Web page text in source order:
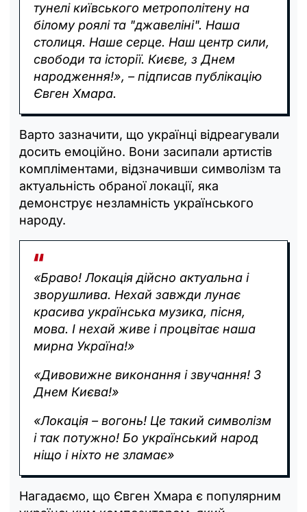
тунелі київського метрополітену на
білому роялі та "джавеліні". Наша
столиця. Наше серце. Наш центр сили,
свободи та історії. Києве, з Днем
народження!», – підписав публікацію
Євген Хмара.
Варто зазначити, що українці відреагували
досить емоційно. Вони засипали артистів
компліментами, відзначивши символізм та
актуальність обраної локації, яка
демонструє незламність українського
народу.
«Браво! Локація дійсно актуальна і
зворушлива. Нехай завжди лунає
красива українська музика, пісня,
мова. І нехай живе і процвітає наша
мирна Україна!»
«Дивовижне виконання і звучання! З
Днем Києва!»
«Локація – вогонь! Це такий символізм
і так потужно! Бо український народ
ніщо і ніхто не зламає»
Нагадаємо, що Євген Хмара є популярним